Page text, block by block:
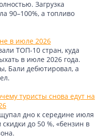
этого городка, не покидая
да-Капарика смотреть
проводник в мир
в любое время.
Загрузка
90–100%, а топливо
в июле 2026
ТОП-10 стран, куда
в июле 2026 года.
Бали дебютировал, а
туристы снова едут на
дно к середине июля
до 50 %, «бензин в